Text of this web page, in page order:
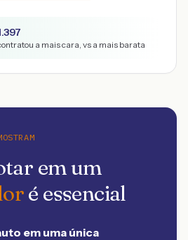
a mais cara, vs a mais barata
em um
é essencial
em uma única